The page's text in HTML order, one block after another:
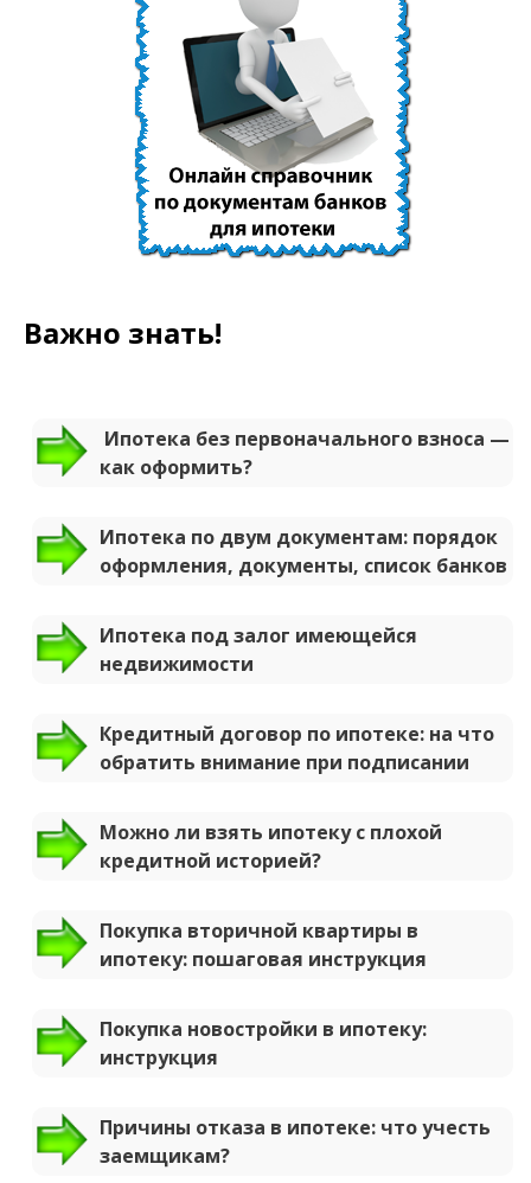
Важно знать!
Ипотека без первоначального взноса —
как оформить?
Ипотека по двум документам: порядок
оформления, документы, список банков
Ипотека под залог имеющейся
недвижимости
Кредитный договор по ипотеке: на что
обратить внимание при подписании
Можно ли взять ипотеку с плохой
кредитной историей?
Покупка вторичной квартиры в
ипотеку: пошаговая инструкция
Покупка новостройки в ипотеку:
инструкция
Причины отказа в ипотеке: что учесть
заемщикам?